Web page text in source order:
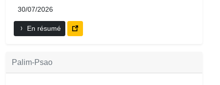
30/07/2026
En résumé
Palim-Psao